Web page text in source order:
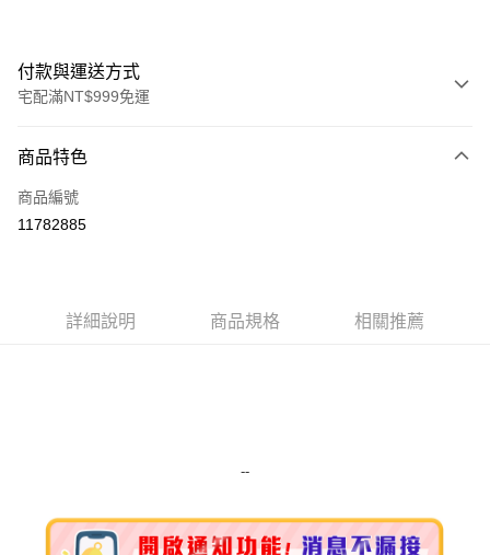
付款與運送方式
宅配滿NT$999免運
信用卡一次付款
LINE Pay
每筆NT$100，滿NT$999(含以上)免運費
商品特色
商品編號
11782885
詳細說明 商品規格 相關推薦
--